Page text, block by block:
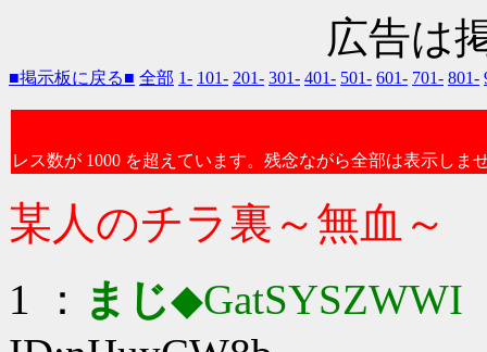
広告は
■掲示板に戻る■ 全部 1- 101- 201- 301- 401- 501- 601- 701- 801-
レス数が 1000 を超えています。残念ながら全部は表示しま
某人のチラ裏～無血～
1 ： まじ◆GatSYSZWWI